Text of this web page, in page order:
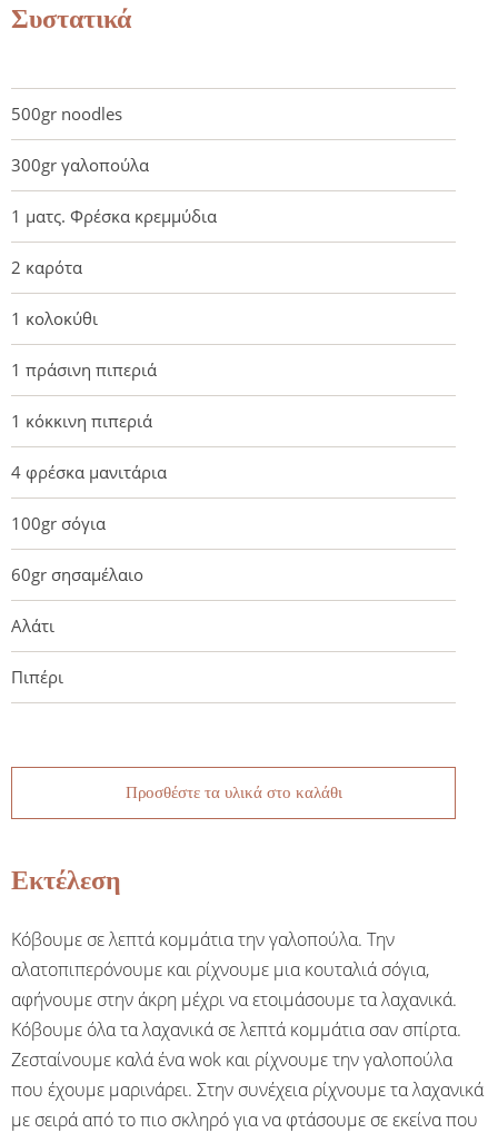
Συστατικά
500gr noodles
300gr γαλοπούλα
1 ματς. Φρέσκα κρεμμύδια
2 καρότα
1 κολοκύθι
1 πράσινη πιπεριά
1 κόκκινη πιπεριά
4 φρέσκα μανιτάρια
100gr σόγια
60gr σησαμέλαιο
Αλάτι
Πιπέρι
Προσθέστε τα υλικά στο καλάθι
Εκτέλεση
Κόβουμε σε λεπτά κομμάτια την γαλοπούλα. Την
αλατοπιπερόνουμε και ρίχνουμε μια κουταλιά σόγια,
αφήνουμε στην άκρη μέχρι να ετοιμάσουμε τα λαχανικά.
Κόβουμε όλα τα λαχανικά σε λεπτά κομμάτια σαν σπίρτα.
Ζεσταίνουμε καλά ένα wok και ρίχνουμε την γαλοπούλα
που έχουμε μαρινάρει. Στην συνέχεια ρίχνουμε τα λαχανικά
με σειρά από το πιο σκληρό για να φτάσουμε σε εκείνα που